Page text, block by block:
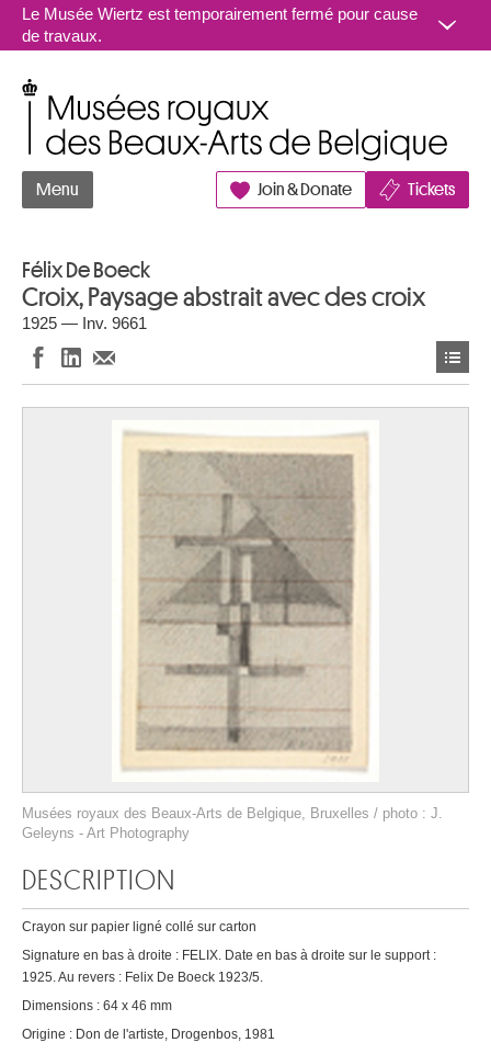
Aller au contenu
Le Musée Wiertz est temporairement fermé pour cause
de travaux.
Menu Join & Donate Tickets
Félix De Boeck
Croix, Paysage abstrait avec des croix
1925 — Inv. 9661
Musées royaux des Beaux-Arts de Belgique, Bruxelles / photo : J.
Geleyns - Art Photography
DESCRIPTION
Crayon sur papier ligné collé sur carton
Signature en bas à droite : FELIX. Date en bas à droite sur le support :
1925. Au revers : Felix De Boeck 1923/5.
Dimensions : 64 x 46 mm
Origine : Don de l'artiste, Drogenbos, 1981